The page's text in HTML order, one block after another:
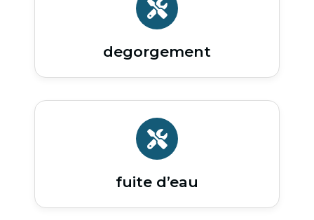
degorgement
fuite d’eau